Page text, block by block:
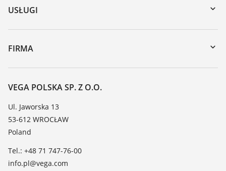
Wyszukiwanie po numerze seryjnym
DTM Collection/PACTware
USŁUGI
Naprawa
Szkolenia
TeamViewer
FIRMA
O firmie VEGA
Kontakt
Aktualności
Media
Blog
VEGA POLSKA SP. Z O.O.
Ul. Jaworska 13
53-612 WROCŁAW
Poland
Tel.: +48 71 747-76-00
info.pl@vega.com